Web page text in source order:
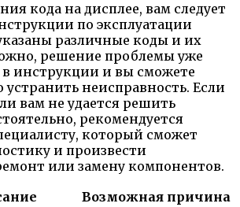
кода на дисплее, вам следует
по эксплуатации
различные коды и их
решение проблемы уже
инструкции и вы сможете
устранить неисправность. Если
вам не удается решить
рекомендуется
который сможет
и произвести
или замену компонентов.
Возможная причина